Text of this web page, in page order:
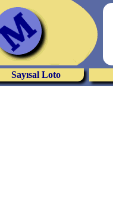
Sayısal Loto